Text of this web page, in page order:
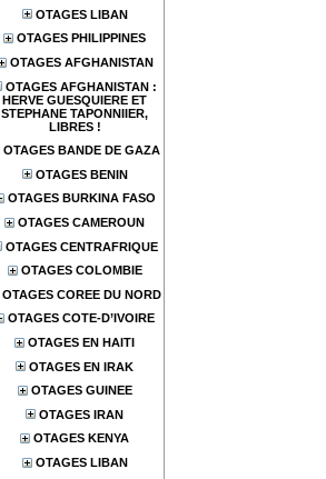
OTAGES LIBAN
OTAGES PHILIPPINES
OTAGES AFGHANISTAN
OTAGES AFGHANISTAN :
HERVE GUESQUIERE ET
STEPHANE TAPONNIIER,
LIBRES !
OTAGES BANDE DE GAZA
OTAGES BENIN
OTAGES BURKINA FASO
OTAGES CAMEROUN
OTAGES CENTRAFRIQUE
OTAGES COLOMBIE
OTAGES COREE DU NORD
OTAGES COTE-D’IVOIRE
OTAGES EN HAITI
OTAGES EN IRAK
OTAGES GUINEE
OTAGES IRAN
OTAGES KENYA
OTAGES LIBAN